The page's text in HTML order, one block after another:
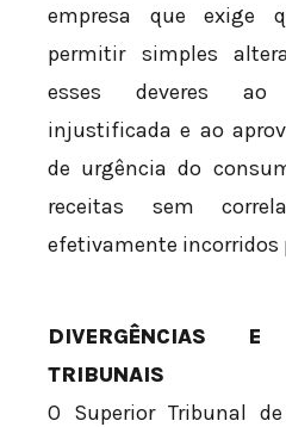
empresa que exige
permitir simples
esses deveres ao
injustificada e ao
de urgência do
receitas sem
efetivamente incorridos
DIVERGÊNCIAS
TRIBUNAIS
O Superior Tribunal